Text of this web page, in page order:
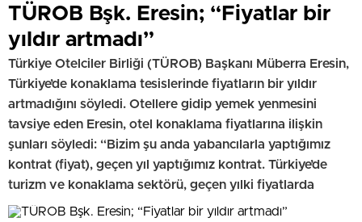
TÜROB Bşk. Eresin; “Fiyatlar bir
yıldır artmadı”
Türkiye Otelciler Birliği (TÜROB) Başkanı Müberra Eresin,
Türkiye’de konaklama tesislerinde fiyatların bir yıldır
artmadığını söyledi. Otellere gidip yemek yenmesini
tavsiye eden Eresin, otel konaklama fiyatlarına ilişkin
şunları söyledi: “Bizim şu anda yabancılarla yaptığımız
kontrat (fiyat), geçen yıl yaptığımız kontrat. Türkiye’de
turizm ve konaklama sektörü, geçen yılki fiyatlarda